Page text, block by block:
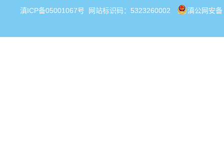
滇ICP备05001067号 网站标识码：5323260002 滇公网安